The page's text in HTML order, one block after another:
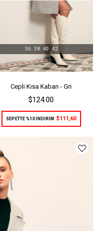
Cepli Kısa Kaban - Gri
$124.00
36 38 40 42
SEPETTE %10 İNDİRİM $111,60